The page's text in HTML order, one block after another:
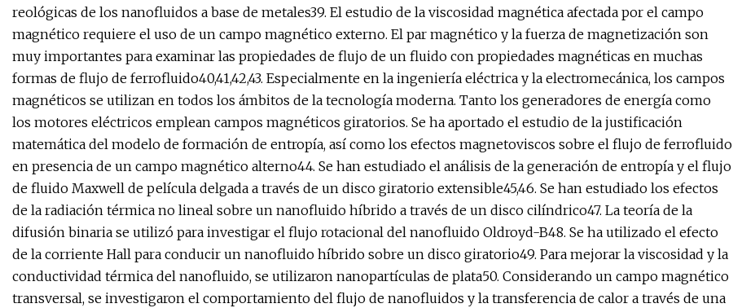
reológicas de los nanofluidos a base de metales39. El estudio de la viscosidad magnética afectada por el campo
magnético requiere el uso de un campo magnético externo. El par magnético y la fuerza de magnetización son
muy importantes para examinar las propiedades de flujo de un fluido con propiedades magnéticas en muchas
formas de flujo de ferrofluido40,41,42,43. Especialmente en la ingeniería eléctrica y la electromecánica, los campos
magnéticos se utilizan en todos los ámbitos de la tecnología moderna. Tanto los generadores de energía como
los motores eléctricos emplean campos magnéticos giratorios. Se ha aportado el estudio de la justificación
matemática del modelo de formación de entropía, así como los efectos magnetoviscos sobre el flujo de ferrofluido
en presencia de un campo magnético alterno44. Se han estudiado el análisis de la generación de entropía y el flujo
de fluido Maxwell de película delgada a través de un disco giratorio extensible45,46. Se han estudiado los efectos
de la radiación térmica no lineal sobre un nanofluido híbrido a través de un disco cilíndrico47. La teoría de la
difusión binaria se utilizó para investigar el flujo rotacional del nanofluido Oldroyd-B48. Se ha utilizado el efecto
de la corriente Hall para conducir un nanofluido híbrido sobre un disco giratorio49. Para mejorar la viscosidad y la
conductividad térmica del nanofluido, se utilizaron nanopartículas de plata50. Considerando un campo magnético
transversal, se investigaron el comportamiento del flujo de nanofluidos y la transferencia de calor a través de una